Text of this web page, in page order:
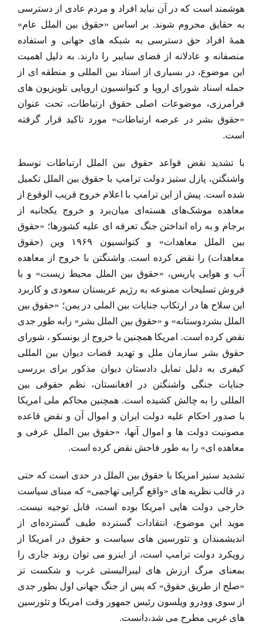
هوشمند است که در آن نباید افراد و مردم عادی از دسترسی
به حقایق محروم شوند. بر اساس «حقوق بین الملل عام»
همۀ افراد حق دسترسی به شبکه های جهانی و استفاده
منصفانه و عادلانه از فضای سایبر را دارند. به دلیل اهمیت
این موضوع، در بسیاری از اسناد بین المللی و منطقه ای از
جمله اسناد شورای اروپا و کنوانسیون اروپایی تلویزیون های
فرامرزی، موضوعات اصلی حقوق ارتباطات، تحت عنوان
«حقوق بشر در عرصه ارتباطات» مورد تاکید قرار گرفته
است.
با تشدید نقض قواعد حقوق بین الملل ارتباطات توسط
واشنگتن، پازل ستیز دولت ترامپ با حقوق بین الملل تکمیل
شده است. پیش از این ترامپ با اعلام خروج قریب الوقوع از
معاهده موشک‌های هسته‌ای میان‌برد و خروج یکجانبه از
برجام و به راه انداختن جنگ تعرفه ای علیه کشورها؛ «حقوق
بین الملل معاهدات» و کنوانسیون ۱۹۶۹ وین (حقوق
معاهدات) را نقض کرده است. واشنگتن با خروج از معاهده
آب و هوایی پاریس، «حقوق بین الملل محیط زیست» و با
فروش تسلیحات ممنوعه به رژیم عربستان سعودی و کاربرد
این سلاح ها در ارتکاب جنایات بین الملی در یمن؛ «حقوق بین
الملل بشردوستانه» و «حقوق بین الملل بشر» رابه طور جدی
نقض کرده است. امریکا همچنین با خروج از یونسکو ، شورای
حقوق بشر سازمان ملل و تهدید قضات دیوان بین المللی
کیفری به دلیل تمایل دادستان دیوان مذکور برای بررسی
جنایات جنگی واشنگتن در افغانستان، نظم حقوقی بین
المللی را به چالش کشیده است. همچنین محاکم ملی امریکا
با صدور احکام علیه دولت ایران و اموال آن و نقض قاعده
مصونیت دولت ها و اموال آنها، «حقوق بین الملل عرفی و
معاهده ای» را به طور فاحش نقض کرده است.
تشدید ستیز امریکا با حقوق بین الملل در حدی است که حتی
در قالب نظریه های «واقع گرایی تهاجمی» که مبنای سیاست
خارجی دولت هایی امریکا بوده است، قابل توجیه نیست.
موید این موضوع، انتقادات گسترده طیف گسترده‌ای از
اندیشمندان و تئورسین های سیاست و حقوق در امریکا از
رویکرد دولت ترامپ است، از اینرو می توان روند جاری را
بمعنای مرگ ارزش های لیبرالیستی غرب و شکست تز
«صلح از طریق حقوق» که پس از جنگ جهانی اول بطور جدی
از سوی وودرو ویلسون رئیس جمهور وقت امریکا و تئورسین
های غربی مطرح می شد،دانست.